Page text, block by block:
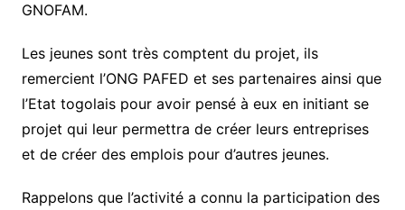
GNOFAM.
Les jeunes sont très comptent du projet, ils
remercient l’ONG PAFED et ses partenaires ainsi que
l’Etat togolais pour avoir pensé à eux en initiant se
projet qui leur permettra de créer leurs entreprises
et de créer des emplois pour d’autres jeunes.
Rappelons que l’activité a connu la participation des